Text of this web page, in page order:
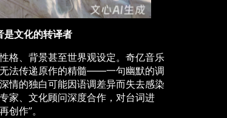
是文化的转译者
格、背景甚至世界观设定。奇亿音乐
法传递原作的精髓——一句幽默的调
情的独白可能因语调差异而失去感染
家、文化顾问深度合作，对台词进
创作”。